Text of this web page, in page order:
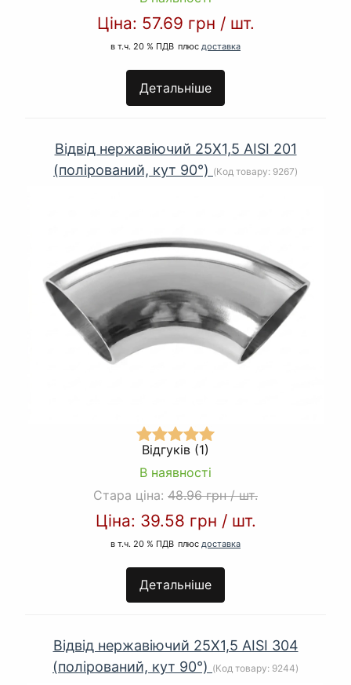
Ціна: 57.69 грн / шт.
в т.ч. 20 % ПДВ плюс доставка
Детальніше
Відвід нержавіючий 25Х1,5 AISI 201
(полірований, кут 90°) (Код товару: 9267)
Відгуків (1)
В наявності
Стара ціна: 48.96 грн /шт.
Ціна: 39.58 грн / шт.
в т.ч. 20 % ПДВ плюс доставка
Детальніше
Відвід нержавіючий 25Х1,5 AISI 304
(полірований, кут 90°) (Код товару: 9244)